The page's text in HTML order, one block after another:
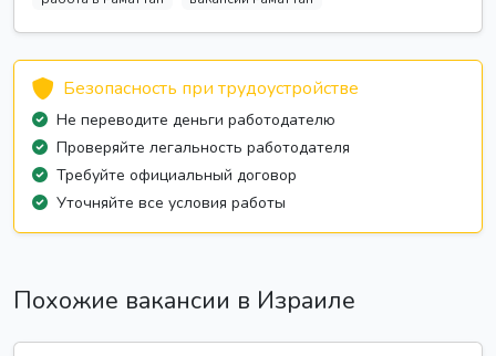
Безопасность при трудоустройстве
Не переводите деньги работодателю
Проверяйте легальность работодателя
Требуйте официальный договор
Уточняйте все условия работы
Похожие вакансии в Израиле